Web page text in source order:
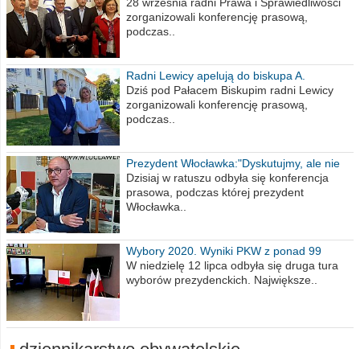
zorganizowali konferencję prasową,
podczas..
Radni Lewicy apelują do biskupa A.
Wiesława Meringa
Dziś pod Pałacem Biskupim radni Lewicy
zorganizowali konferencję prasową,
podczas..
Prezydent Włocławka:"Dyskutujmy, ale nie
obrażajmy się”
Dzisiaj w ratuszu odbyła się konferencja
prasowa, podczas której prezydent
Włocławka..
Wybory 2020. Wyniki PKW z ponad 99
procent obwodów
W niedzielę 12 lipca odbyła się druga tura
wyborów prezydenckich. Największe..